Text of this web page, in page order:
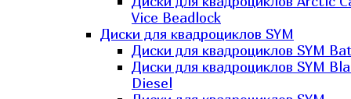
Vice Beadlock
Диски для квадроциклов SYM
Диски для квадроциклов SYM
Диски для квадроциклов SYM
Diesel